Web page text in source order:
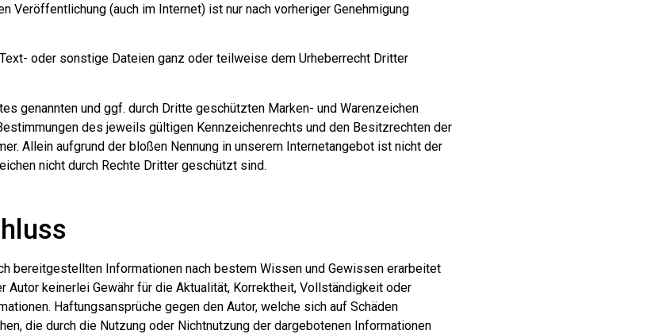
Veröffentlichung (auch im Internet) ist nur nach vorheriger Genehmigung
oder sonstige Dateien ganz oder teilweise dem Urheberrecht Dritter
genannten und ggf. durch Dritte geschützten Marken- und Warenzeichen
des jeweils gültigen Kennzeichenrechts und den Besitzrechten der
Allein aufgrund der bloßen Nennung in unserem Internetangebot ist nicht der
nicht durch Rechte Dritter geschützt sind.
bereitgestellten Informationen nach bestem Wissen und Gewissen erarbeitet
Autor keinerlei Gewähr für die Aktualität, Korrektheit, Vollständigkeit oder
Haftungsansprüche gegen den Autor, welche sich auf Schäden
die durch die Nutzung oder Nichtnutzung der dargebotenen Informationen